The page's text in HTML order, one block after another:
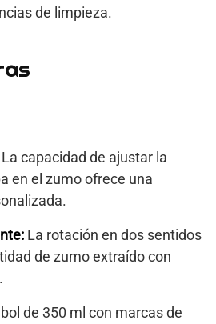
de limpieza.
La capacidad de ajustar la
en el zumo ofrece una
La rotación en dos sentidos
de zumo extraído con
bol de 350 ml con marcas de